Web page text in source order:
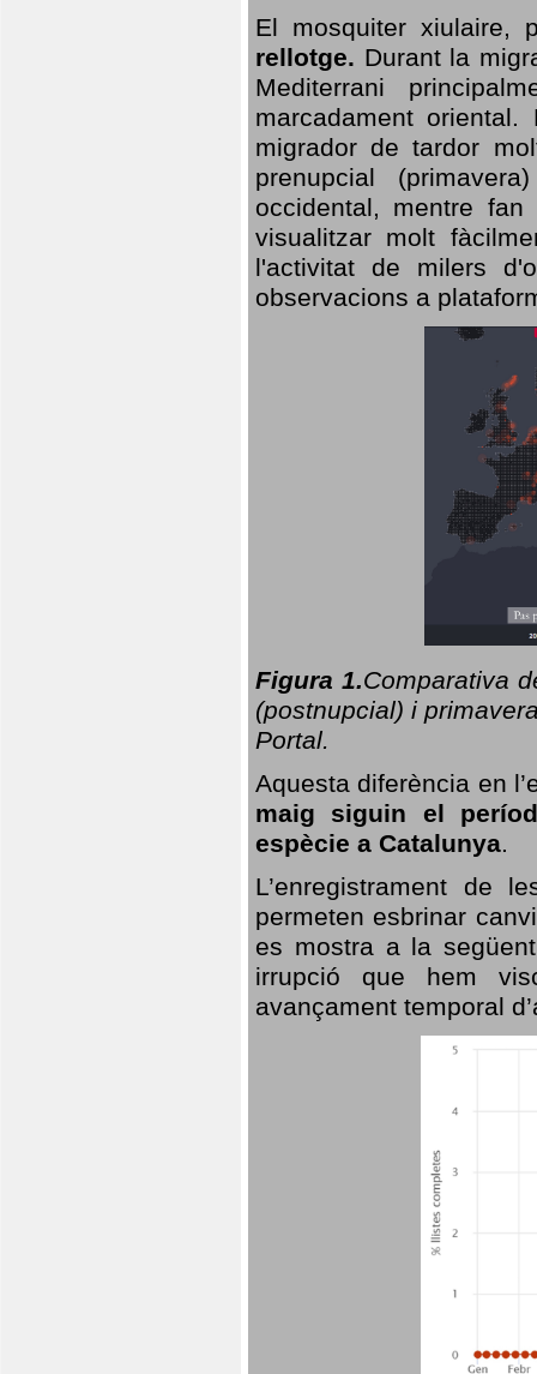
El mosquiter xiulaire,
rellotge. Durant la
Mediterrani
marcadament
migrador de tardor
prenupcial
occidental, mentre
visualitzar molt
l'activitat de milers
observacions a
Figura 1.Comparativa
(postnupcial) i
Portal.
Aquesta diferència en
maig siguin el
espècie a Catalunya.
L’enregistrament de
permeten esbrinar
es mostra a la
irrupció que hem
avançament temporal